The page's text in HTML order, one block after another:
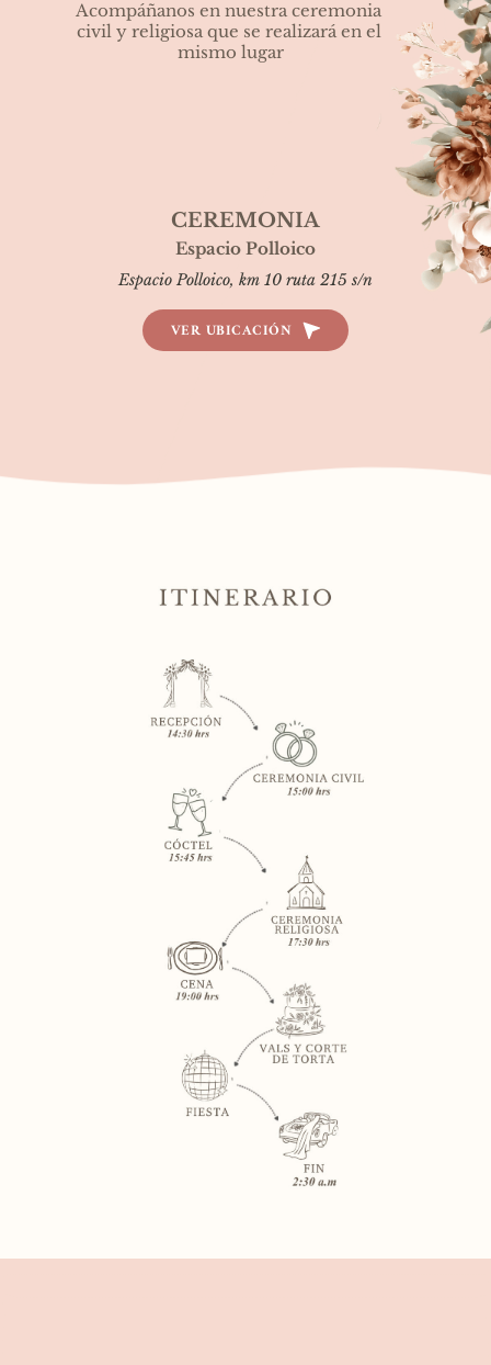
Acompáñanos en nuestra ceremonia
civil y religiosa que se realizará en el
mismo lugar
CEREMONIA
Espacio Polloico
Espacio Polloico, km 10 ruta 215 s/n
VER UBICACIÓN